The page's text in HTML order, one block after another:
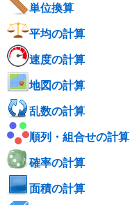
単位換算
平均の計算
速度の計算
地図の計算
乱数の計算
順列・組合せの計算
確率の計算
面積の計算